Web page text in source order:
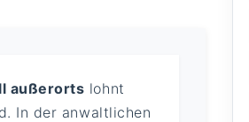
außerorts lohnt
In der anwaltlichen